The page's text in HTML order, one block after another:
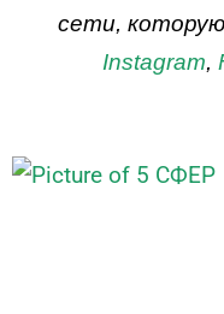
сети,
Instagram,